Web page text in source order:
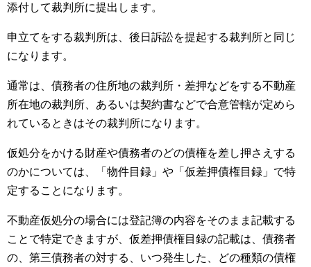
添付して裁判所に提出します。
申立てをする裁判所は、後日訴訟を提起する裁判所と同じ
になります。
通常は、債務者の住所地の裁判所・差押などをする不動産
所在地の裁判所、あるいは契約書などで合意管轄が定めら
れているときはその裁判所になります。
仮処分をかける財産や債務者のどの債権を差し押さえする
のかについては、「物件目録」や「仮差押債権目録」で特
定することになります。
不動産仮処分の場合には登記簿の内容をそのまま記載する
ことで特定できますが、仮差押債権目録の記載は、債務者
の、第三債務者の対する、いつ発生した、どの種類の債権